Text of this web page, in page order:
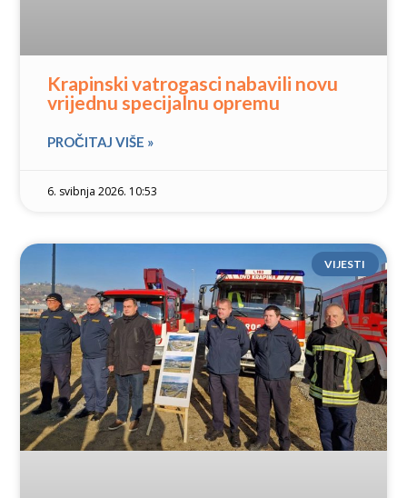
Krapinski vatrogasci nabavili novu
vrijednu specijalnu opremu
PROČITAJ VIŠE »
6. svibnja 2026. 10:53
VIJESTI